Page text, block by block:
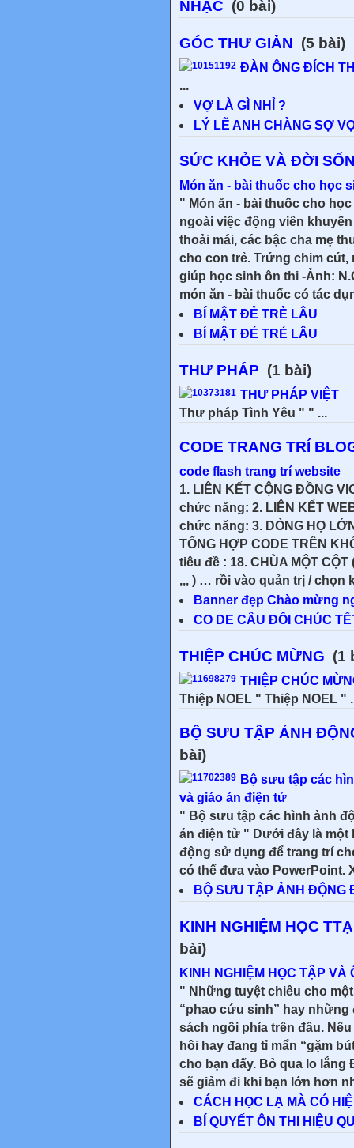
NHẠC (0 bài)
GÓC THƯ GIẢN (5 bài)
ĐÀN ÔNG ĐÍCH
...
VỢ LÀ GÌ NHỈ ?
LÝ LẼ ANH CHÀNG SỢ
SỨC KHỎE VÀ ĐỜI
Món ăn - bài thuốc cho học
" Món ăn - bài thuốc cho
ngoài việc động viên
thoải mái, các bậc cha mẹ
cho con trẻ. Trứng chim cút,
giúp học sinh ôn thi -Ảnh:
món ăn - bài thuốc có tác
BÍ MẬT ĐẺ TRẺ LÂU
BÍ MẬT ĐẺ TRẺ LÂU
THƯ PHÁP (1 bài)
THƯ PHÁP VIỆT
Thư pháp Tình Yêu " " ...
CODE TRANG TRÍ
code flash trang trí website
1. LIÊN KẾT CỘNG ĐỒNG
chức năng: 2. LIÊN KẾT
chức năng: 3. DÒNG HỌ
TỔNG HỢP CODE TRÊN
tiêu đề : 18. CHÙA MỘT
,,, ) … rồi vào quản trị / chọn
Banner đẹp Chào mừng
CO DE CÂU ĐỐI CHÚC
THIỆP CHÚC MỪNG (1
THIỆP CHÚC
Thiệp NOEL " Thiệp NOEL "
BỘ SƯU TẬP ẢNH
bài)
Bộ sưu tập các
và giáo án điện tử
" Bộ sưu tập các hình ảnh
án điện tử " Dưới đây là một
động sử dụng để trang trí
có thể đưa vào PowerPoint.
BỘ SƯU TẬP ẢNH ĐỘNG
KINH NGHIỆM HỌC
bài)
KINH NGHIỆM HỌC TẬP VÀ
" Những tuyệt chiêu cho
“phao cứu sinh” hay những
sách ngồi phía trên đâu.
hôi hay đang tỉ mẩn “gặm
cho bạn đấy. Bỏ qua lo
sẽ giảm đi khi bạn lớn hơn
CÁCH HỌC LẠ MÀ CÓ
BÍ QUYẾT ÔN THI HIỆU